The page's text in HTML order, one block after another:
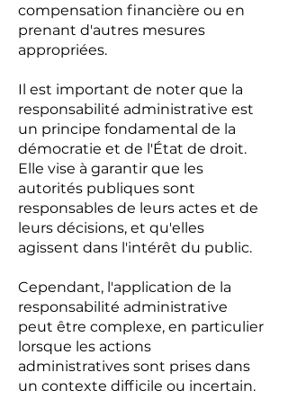
compensation financière ou en
prenant d'autres mesures
appropriées.
Il est important de noter que la
responsabilité administrative est
un principe fondamental de la
démocratie et de l'État de droit.
Elle vise à garantir que les
autorités publiques sont
responsables de leurs actes et de
leurs décisions, et qu'elles
agissent dans l'intérêt du public.
Cependant, l'application de la
responsabilité administrative
peut être complexe, en particulier
lorsque les actions
administratives sont prises dans
un contexte difficile ou incertain.